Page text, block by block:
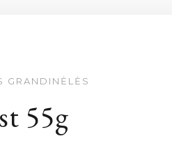
GRANDINĖLĖS
55g